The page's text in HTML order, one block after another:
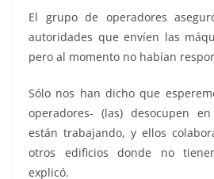
El grupo de operadores
autoridades que envíen las
pero al momento no habían
Sólo nos han dicho que
operadores- (las) desocupen
están trabajando, y ellos
otros edificios donde no
explicó.